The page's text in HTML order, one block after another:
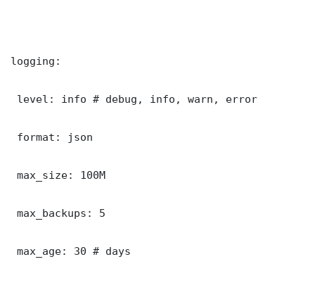
logging:
level: info # debug, info, warn, error
format: json
max_size: 100M
max_backups: 5
max_age: 30 # days